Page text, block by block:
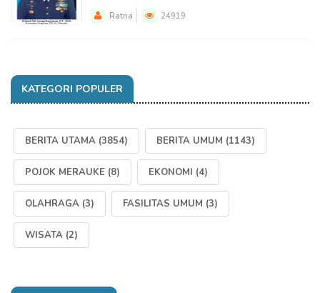
Ratna 24919
KATEGORI POPULER
BERITA UTAMA (3854) BERITA UMUM (1143)
POJOK MERAUKE (8) EKONOMI (4)
OLAHRAGA (3) FASILITAS UMUM (3)
WISATA (2)